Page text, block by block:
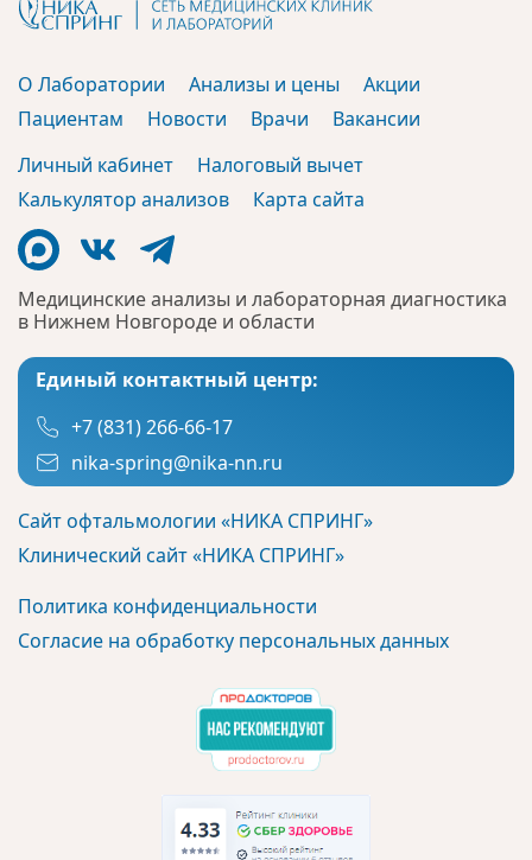
Медицинские анализы и лабораторная диагностика
в Нижнем Новгороде и области
Единый контактный центр:
+7 (831) 266-66-17
nika-spring@nika-nn.ru
Сайт офтальмологии «НИКА СПРИНГ»
Клинический сайт «НИКА СПРИНГ»
Политика конфиденциальности
Согласие на обработку персональных данных
О Лаборатории Анализы и цены
Акции
Пациентам
Новости Врачи
Вакансии
Личный кабинет
Налоговый вычет
Калькулятор анализов
Карта сайта